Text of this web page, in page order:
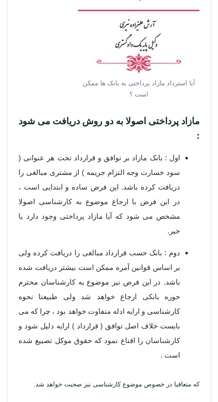
آیا استرداد مازاد پرداختی به بانک ها ممکن
است ؟
مازاد پرداختی اصولا به دو روش دریافت می شود
:
اول : بانک مازاد بر توافق و قرارداد تحت هر عنوانی (
سود خسارت وجه التزام جریمه ) از مشتری مبالغی را
دریافت کرده باشد. این فرض ساده و ابتدایی است ،
در این فرض با ارجاع موضوع به کارشناسی اصولا
مشخص می شود که آیا مازاد پرداختی وجود دارد یا
خیر.
دوم : بانک حسب قرارداد مبالغی را دریافت کرده ولی
بر اساس قوانین آمره ممکن است بیشتر دریافت شده
باشد. در این فرض نیز موضوع به کارشناسان محترم
حوزه بانکی ارجاع خواهد شد ولی طبیعتا نحوه
کارشناسی و ارایه ادله متفاوت خواهد بود ، چرا که می
بایست خلاف اصل توافق ( قرارداد ) ارایه دلیل شود و
کارشناسان را اقناع نمود که حقوق موکل تضییع شده
است .
که متعاقبا در خصوص موضوع کارشناسی نیز صحبت خواهد شد.